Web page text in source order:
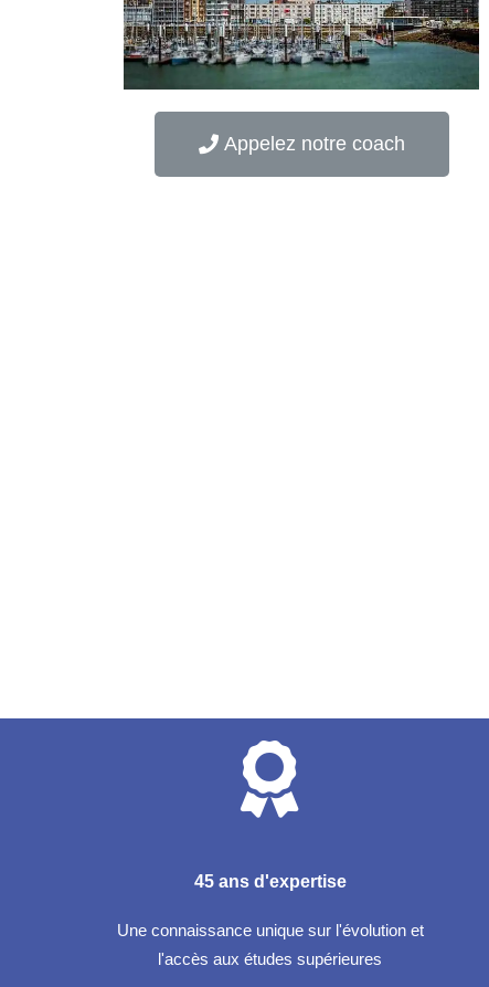
Appelez notre coach
45 ans d'expertise
Une connaissance unique sur l'évolution et
l'accès aux études supérieures